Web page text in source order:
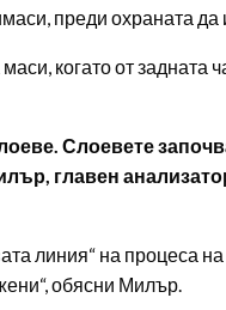
преди охраната да
когато от задната
Слоевете
главен
линия“ на процеса
обясни Милър.